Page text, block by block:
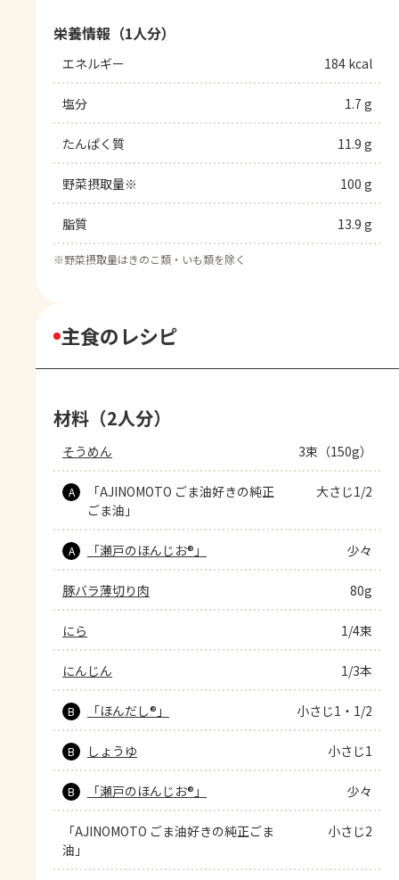
栄養情報（1人分）
エネルギー 184 kcal
塩分 1.7 g
たんぱく質 11.9 g
野菜摂取量※ 100 g
脂質 13.9 g
※野菜摂取量はきのこ類・いも類を除く
主食のレシピ
材料（2人分）
そうめん 3束（150g）
A
「AJINOMOTO ごま油好きの純正
ごま油」
大さじ1/2
A 「瀬戸のほんじお®」 少々
豚バラ薄切り肉 80g
にら 1/4束
にんじん 1/3本
B 「ほんだし®」 小さじ1・1/2
B しょうゆ 小さじ1
B 「瀬戸のほんじお®」 少々
「AJINOMOTO ごま油好きの純正ごま
油」
小さじ2